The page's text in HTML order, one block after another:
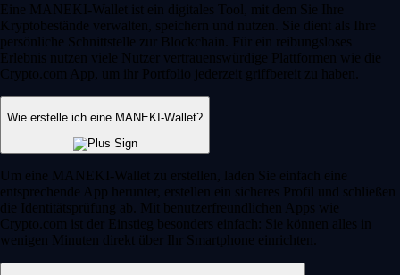
Eine MANEKI-Wallet ist ein digitales Tool, mit dem Sie Ihre
Kryptobestände verwalten, speichern und nutzen. Sie dient als Ihre
persönliche Schnittstelle zur Blockchain. Für ein reibungsloses
Erlebnis nutzen viele Nutzer vertrauenswürdige Plattformen wie die
Crypto.com App, um ihr Portfolio jederzeit griffbereit zu haben.
Wie erstelle ich eine MANEKI-Wallet?
Um eine MANEKI-Wallet zu erstellen, laden Sie einfach eine
entsprechende App herunter, erstellen ein sicheres Profil und schließen
die Identitätsprüfung ab. Mit benutzerfreundlichen Apps wie
Crypto.com ist der Einstieg besonders einfach: Sie können alles in
wenigen Minuten direkt über Ihr Smartphone einrichten.